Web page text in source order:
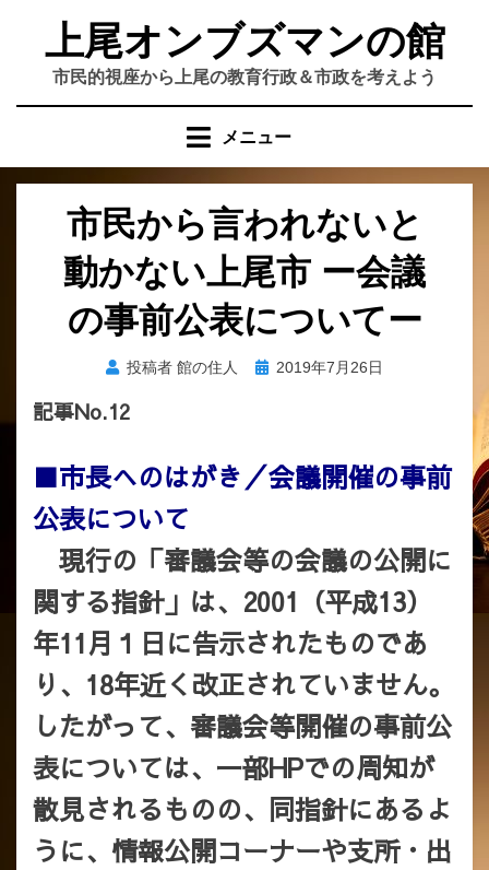
上尾オンブズマンの館
市民的視座から上尾の教育行政＆市政を考えよう
メニュー
市民から言われないと
動かない上尾市 ー会議
の事前公表についてー
投稿者 館の住人
投 2019年7月26日
記事No.12
■市長へのはがき／会議開催の事前
公表について
現行の「審議会等の会議の公開に
関する指針」は、2001（平成13）
年11月１日に告示されたものであ
り、18年近く改正されていません。
したがって、審議会等開催の事前公
表については、一部HPでの周知が
散見されるものの、同指針にあるよ
うに、情報公開コーナーや支所・出